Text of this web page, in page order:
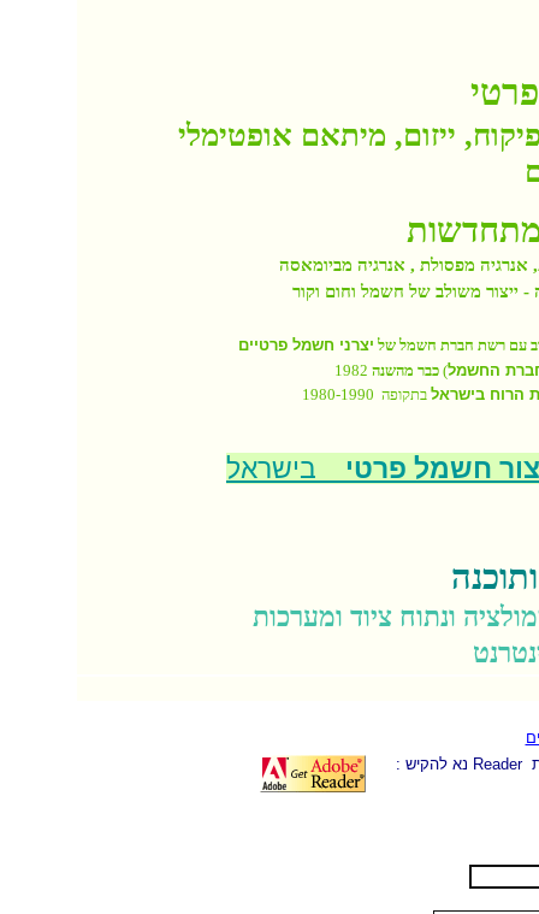
ייזום, מיתאם אופטימלי
אנרגיה מפסולת , אנרגיה מביומאסה
- ייצור משולב של חשמל וחום וקור
עם רשת חברת חשמל של יצרני חשמל פרטיים
החשמל)כבר מהשנה 1982
הרוח בישראל בתקופה 1980-1990
חשמל פרטי בישראל
ונתוח ציוד ומערכות
: נא להקיש Reader